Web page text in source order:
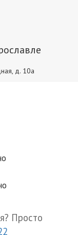
д. 10а
Просто